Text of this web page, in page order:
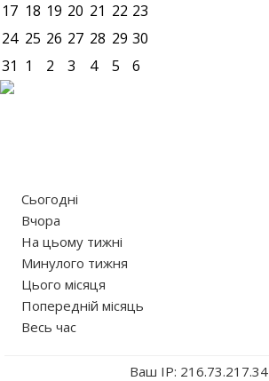
17 18 19 20 21 22 23
24 25 26 27 28 29 30
31 1 2 3 4 5 6
Сьогодні
Вчора
На цьому тижні
Минулого тижня
Цього місяця
Попередній місяць
Весь час
Ваш IP: 216.73.217.34